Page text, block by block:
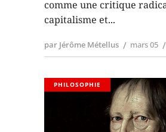
comme une critique
capitalisme et
par Jérôme Métellus mars 05
PHILOSOPHIE